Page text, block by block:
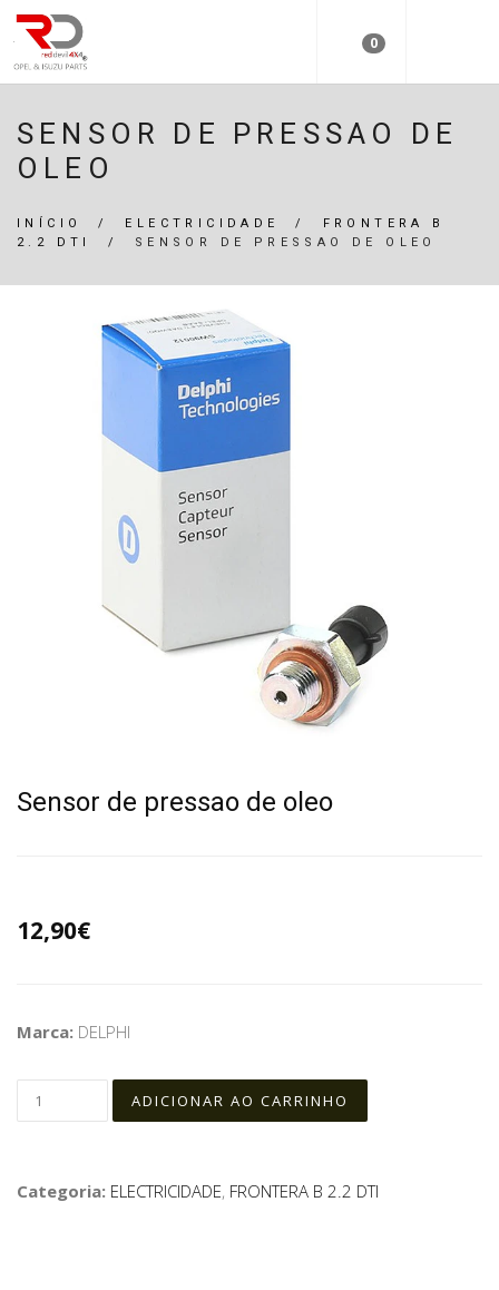
0
SENSOR DE PRESSAO DE
OLEO
INÍCIO / ELECTRICIDADE /
FRONTERA B
2.2 DTI
/ SENSOR DE PRESSAO DE OLEO
Sensor de pressao de oleo
12,90€
Marca: DELPHI
Categoria: ELECTRICIDADE, FRONTERA B 2.2 DTI